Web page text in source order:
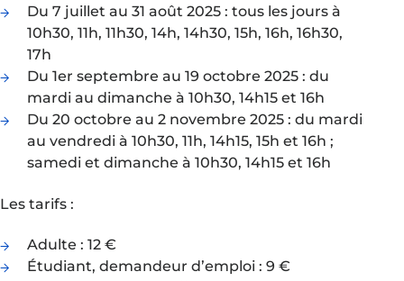
Du 7 juillet au 31 août 2025 : tous les jours à
10h30, 11h, 11h30, 14h, 14h30, 15h, 16h, 16h30,
17h
Du 1er septembre au 19 octobre 2025 : du
mardi au dimanche à 10h30, 14h15 et 16h
Du 20 octobre au 2 novembre 2025 : du mardi
au vendredi à 10h30, 11h, 14h15, 15h et 16h ;
samedi et dimanche à 10h30, 14h15 et 16h
Les tarifs :
Adulte : 12 €
Étudiant, demandeur d’emploi : 9 €